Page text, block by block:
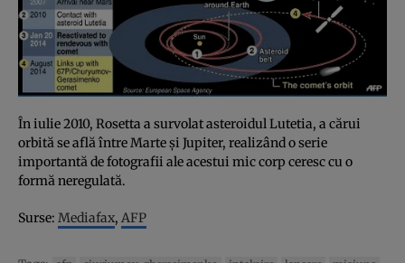
În iulie 2010, Rosetta a survolat asteroidul Lutetia, a cărui
orbită se află între Marte şi Jupiter, realizând o serie
importantă de fotografii ale acestui mic corp ceresc cu o
formă neregulată.
Surse: Mediafax, AFP